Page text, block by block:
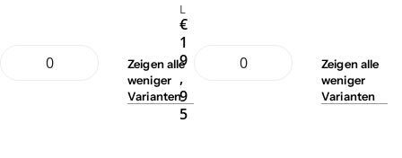
Zeigenalle
weniger
Varianten
L
€
1
9
,
9
5
Zeigenalle
weniger
Varianten